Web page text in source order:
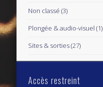
Non classé (3)
Plongée & audio-visuel (1)
Sites & sorties(27)
Accès restreint